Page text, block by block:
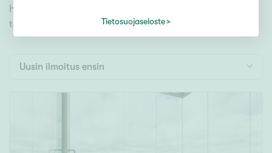
Vapaa-ajan asunto
Autotalli
hakutyökaluamme, jonka avulla löydät omien
toiveidesi mukaisen kodin.
Uusin ilmoitus ensin
Tietosuojaseloste